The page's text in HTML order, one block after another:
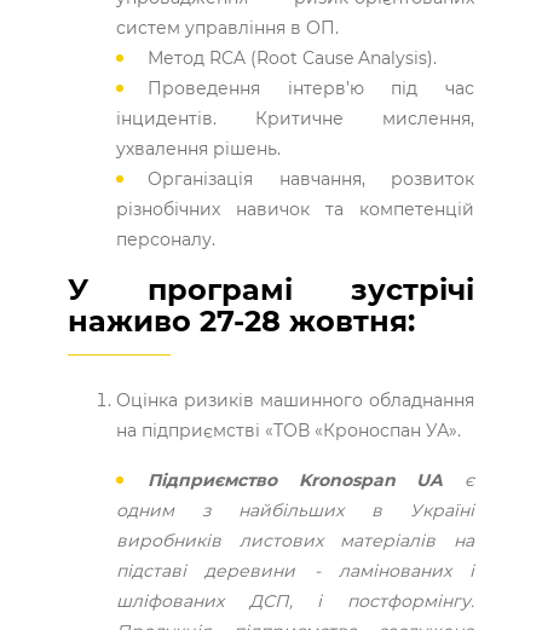
систем управління в ОП.
Метод RCA (Root Cause Analysis).
Проведення інтерв’ю під час
інцидентів. Критичне мислення,
ухвалення рішень.
Організація навчання, розвиток
різнобічних навичок та компетенцій
персоналу.
У програмі зустрічі
наживо 27-28 жовтня:
Оцінка ризиків машинного обладнання
на підприємстві «ТОВ «Кроноспан УА».
Підприємство Kronospan UA є
одним з найбільших в Україні
виробників листових матеріалів на
підставі деревини - ламінованих і
шліфованих ДСП, і постформінгу.